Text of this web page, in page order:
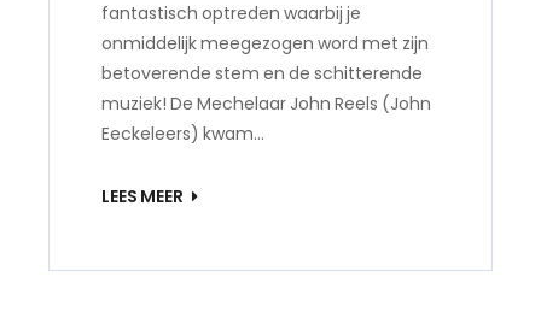
fantastisch optreden waarbij je
onmiddelijk meegezogen word met zijn
betoverende stem en de schitterende
muziek! De Mechelaar John Reels (John
Eeckeleers) kwam…
LEES MEER